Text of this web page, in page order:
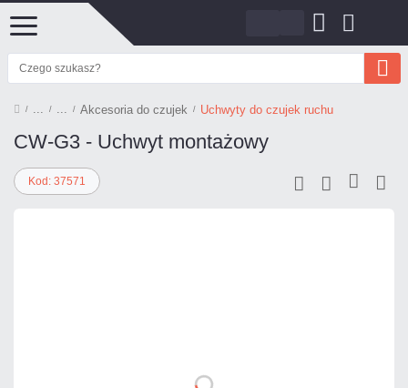
Akcesoria do czujek Uchwyty do czujek ruchu
CW-G3 - Uchwyt montażowy
Kod: 37571